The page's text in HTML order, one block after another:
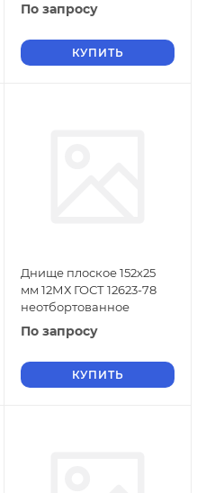
По запросу
КУПИТЬ
Днище плоское 152х25
мм 12МХ ГОСТ 12623-78
неотбортованное
По запросу
КУПИТЬ